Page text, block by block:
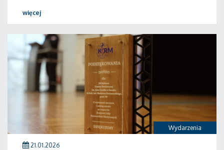
więcej
Wydarzenia
21.01.2026